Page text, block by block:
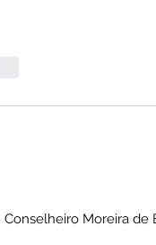
Conselheiro Moreira de